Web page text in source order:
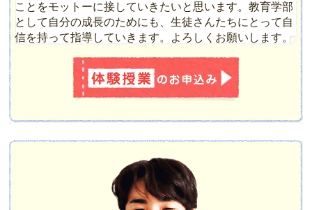
ことをモットーに接していきたいと思います。教育学部
として自分の成長のためにも、生徒さんたちにとって自
信を持って指導していきます。よろしくお願いします。